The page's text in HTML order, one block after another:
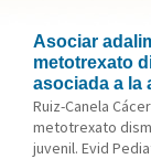
Asociar
metotrexato
asociada a la
Ruiz-Canela
metotrexato
juvenil. Evid